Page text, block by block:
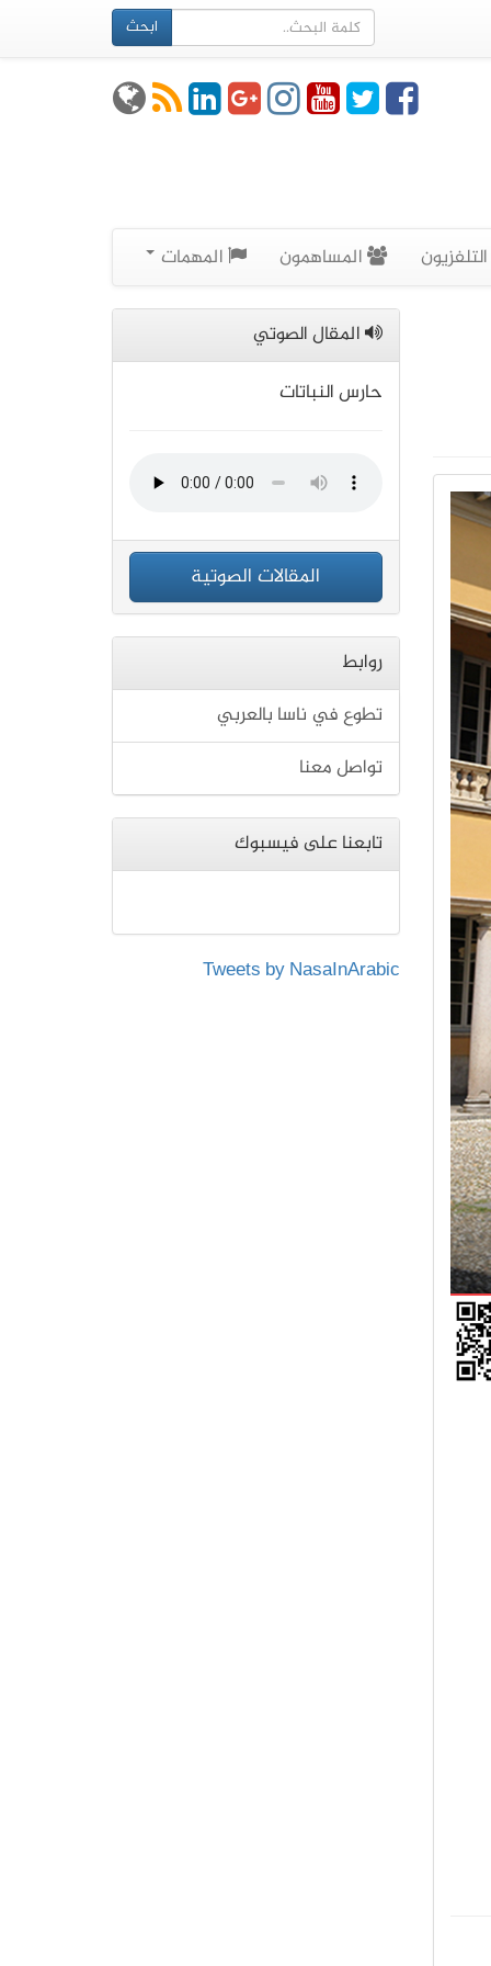
ابحث
التلفزيون المساهمون المهمات
المقال الصوتي
حارس النباتات
المقالات الصوتية
روابط
تطوع في ناسا بالعربي
تواصل معنا
تابعنا على فيسبوك
Tweets by NasaInArabic